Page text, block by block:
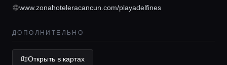
www.zonahoteleracancun.com/playadelfines
ДОПОЛНИТЕЛЬНО
Открыть в картах